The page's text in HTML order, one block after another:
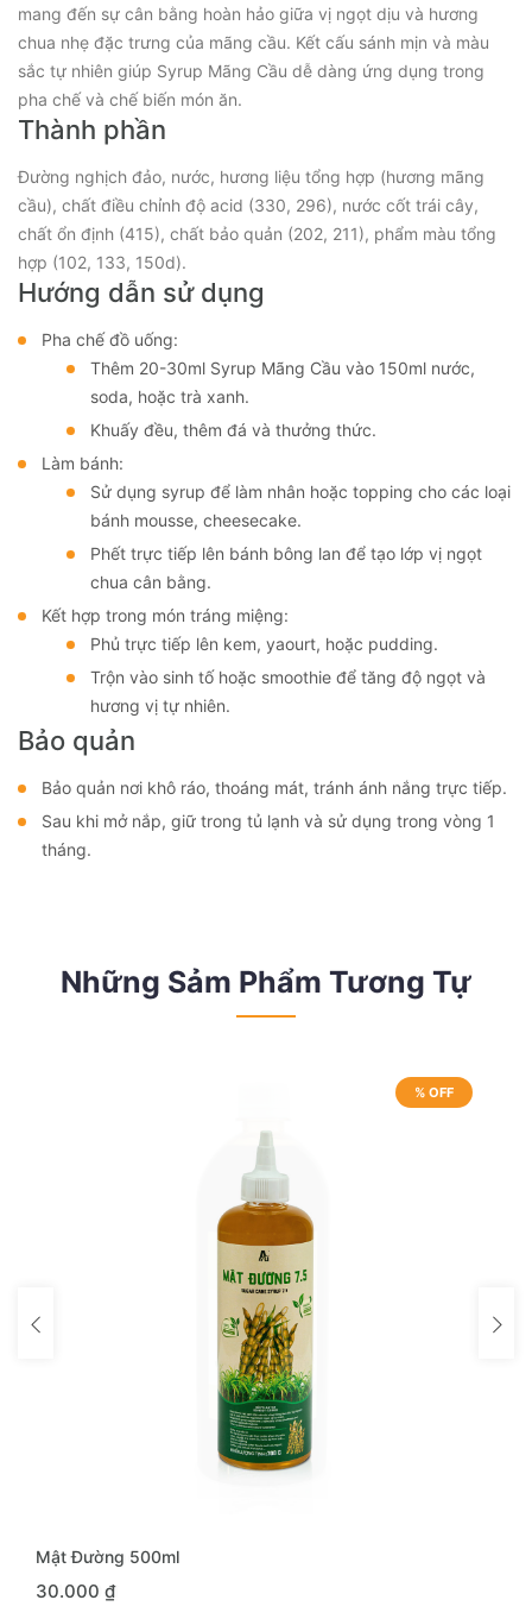
mang đến sự cân bằng hoàn hảo giữa vị ngọt dịu và hương
chua nhẹ đặc trưng của mãng cầu. Kết cấu sánh mịn và màu
sắc tự nhiên giúp Syrup Mãng Cầu dễ dàng ứng dụng trong
pha chế và chế biến món ăn.
Thành phần
Đường nghịch đảo, nước, hương liệu tổng hợp (hương mãng
cầu), chất điều chỉnh độ acid (330, 296), nước cốt trái cây,
chất ổn định (415), chất bảo quản (202, 211), phẩm màu tổng
hợp (102, 133, 150d).
Hướng dẫn sử dụng
Pha chế đồ uống:
Thêm 20-30ml Syrup Mãng Cầu vào 150ml nước,
soda, hoặc trà xanh.
Khuấy đều, thêm đá và thưởng thức.
Làm bánh:
Sử dụng syrup để làm nhân hoặc topping cho các loại
bánh mousse, cheesecake.
Phết trực tiếp lên bánh bông lan để tạo lớp vị ngọt
chua cân bằng.
Kết hợp trong món tráng miệng:
Phủ trực tiếp lên kem, yaourt, hoặc pudding.
Trộn vào sinh tố hoặc smoothie để tăng độ ngọt và
hương vị tự nhiên.
Bảo quản
Bảo quản nơi khô ráo, thoáng mát, tránh ánh nắng trực tiếp.
Sau khi mở nắp, giữ trong tủ lạnh và sử dụng trong vòng 1
tháng.
Những Sảm Phẩm Tương Tự
% OFF
Mật Đường 500ml
30.000 ₫